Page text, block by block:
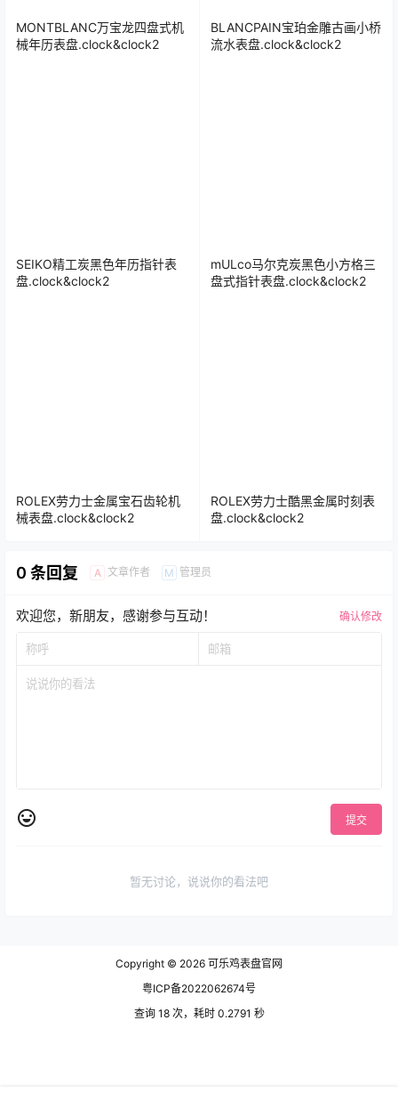
MONTBLANC万宝龙四盘式机
械年历表盘.clock&clock2
BLANCPAIN宝珀金雕古画小桥
流水表盘.clock&clock2
SEIKO精工炭黑色年历指针表
盘.clock&clock2
mULco马尔克炭黑色小方格三
盘式指针表盘.clock&clock2
ROLEX劳力士金属宝石齿轮机
械表盘.clock&clock2
ROLEX劳力士酷黑金属时刻表
盘.clock&clock2
0 条回复 A 文章作者 M 管理员
欢迎您，新朋友，感谢参与互动！ 确认修改
提交
暂无讨论，说说你的看法吧
Copyright © 2026 可乐鸡表盘官网
粤ICP备2022062674号
查询 18 次，耗时 0.2791 秒